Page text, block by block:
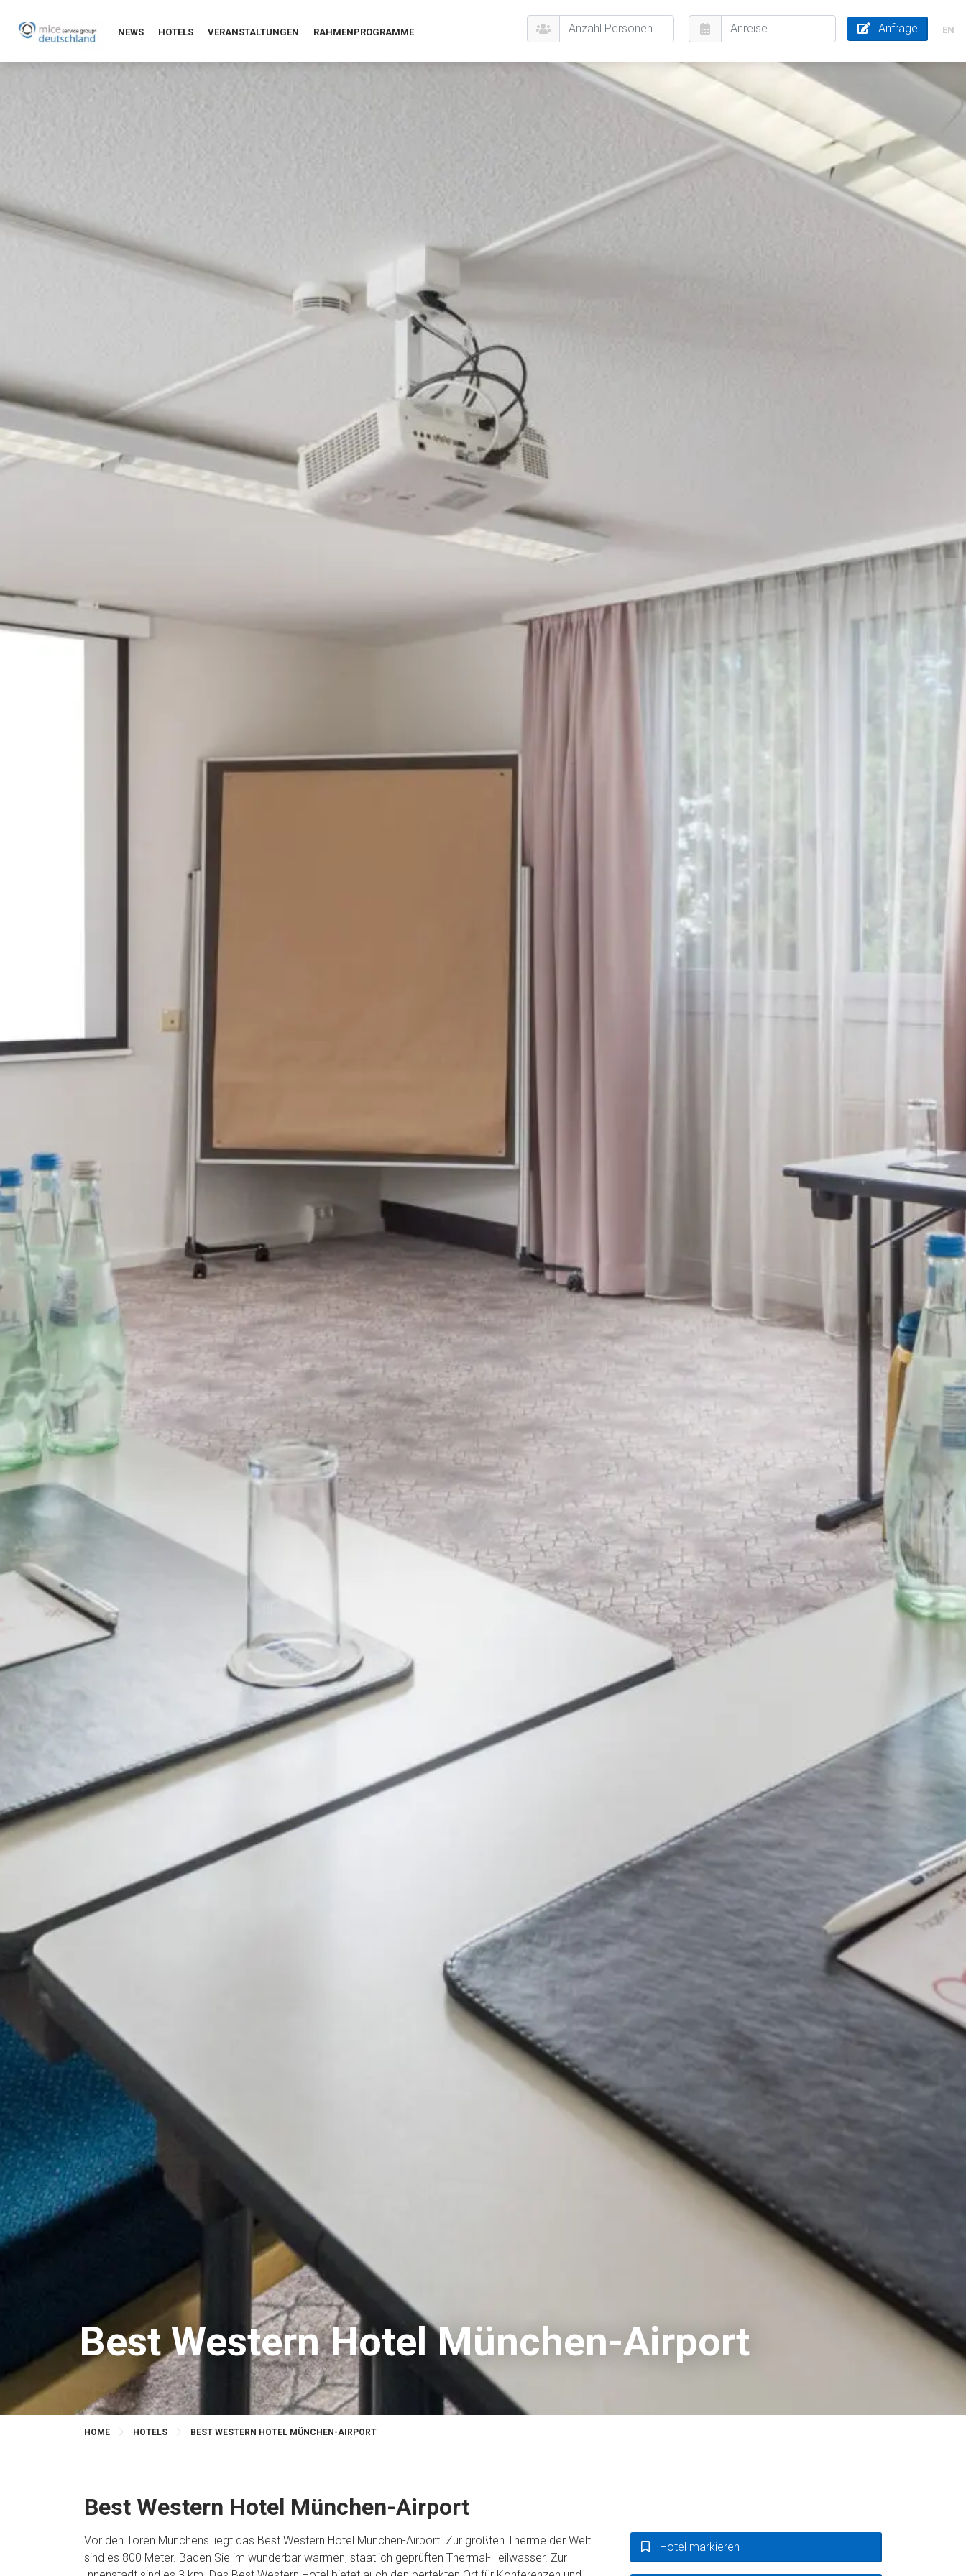
NEWS HOTELS VERANSTALTUNGEN RAHMENPROGRAMME Anfrage EN
Best Western Hotel München-Airport
HOME HOTELS BEST WESTERN HOTEL MÜNCHEN-AIRPORT
Best Western Hotel München-Airport
Vor den Toren Münchens liegt das Best Western Hotel München-Airport. Zur größten Therme der Welt
sind es 800 Meter. Baden Sie im wunderbar warmen, staatlich geprüften Thermal-Heilwasser. Zur
Hotel markieren